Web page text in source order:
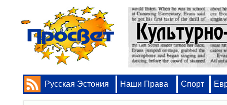
Русская Эстония Наши Права Спорт